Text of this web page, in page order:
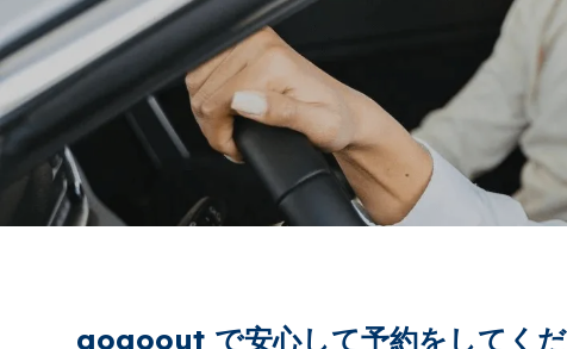
gogoout で安心して予約をしてく